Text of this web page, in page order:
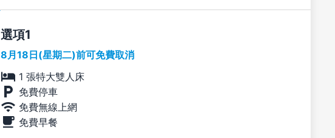
選項
8月18日(星期二)前可免費取消
1 張特大雙人床
免費停車
免費無線上網
免費早餐